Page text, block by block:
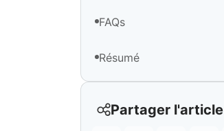
FAQs
Résumé
Partager l'article